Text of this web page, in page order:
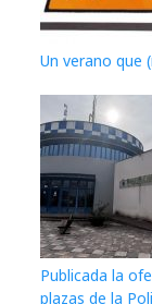
Un verano que
Publicada la
plazas de la